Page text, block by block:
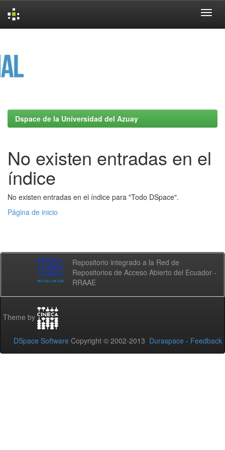
Dspace de la Universidad del Azuay
No existen entradas en el
índice
No existen entradas en el índice para "Todo DSpace".
Página de inicio
Repositorio integrado a la Red de
Repositorios de Acceso Abierto del Ecuador -
RRAAE
Theme by
DSpace Software Copyright © 2002-2013 Duraspace - Feedback